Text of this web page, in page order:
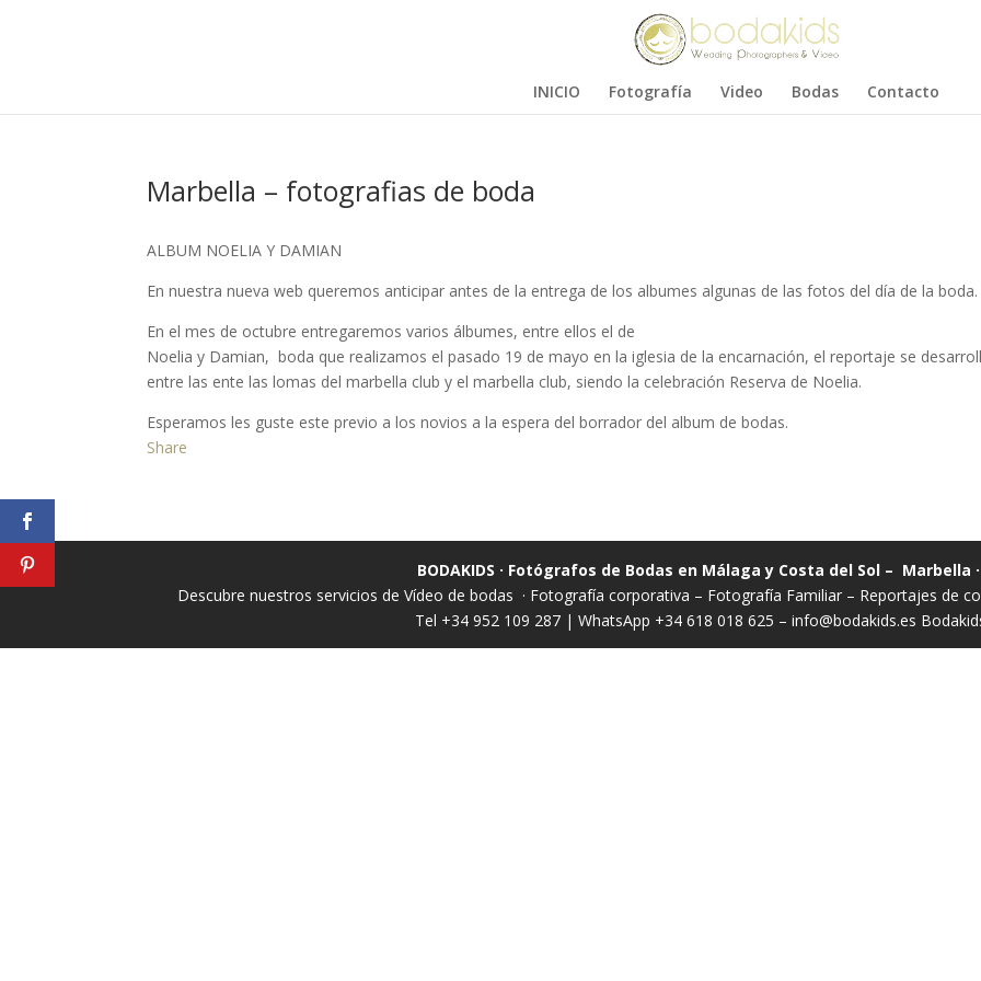
INICIO Fotografía Video Bodas Contacto
Marbella – fotografias de boda
ALBUM NOELIA Y DAMIAN
En nuestra nueva web queremos anticipar antes de la entrega de los albumes algunas de las fotos del día de la boda.
En el mes de octubre entregaremos varios álbumes, entre ellos el de
Noelia y Damian, boda que realizamos el pasado 19 de mayo en la iglesia de la encarnación, el reportaje se
entre las ente las lomas del marbella club y el marbella club, siendo la celebración Reserva de Noelia.
Esperamos les guste este previo a los novios a la espera del borrador del album de bodas.
Share
BODAKIDS · Fotógrafos de Bodas en Málaga y Costa del Sol – Marbella
Descubre nuestros servicios de Vídeo de bodas · Fotografía corporativa – Fotografía Familiar– Reportajes de
Tel +34 952 109 287 | WhatsApp +34 618 018 625 – info@bodakids.es